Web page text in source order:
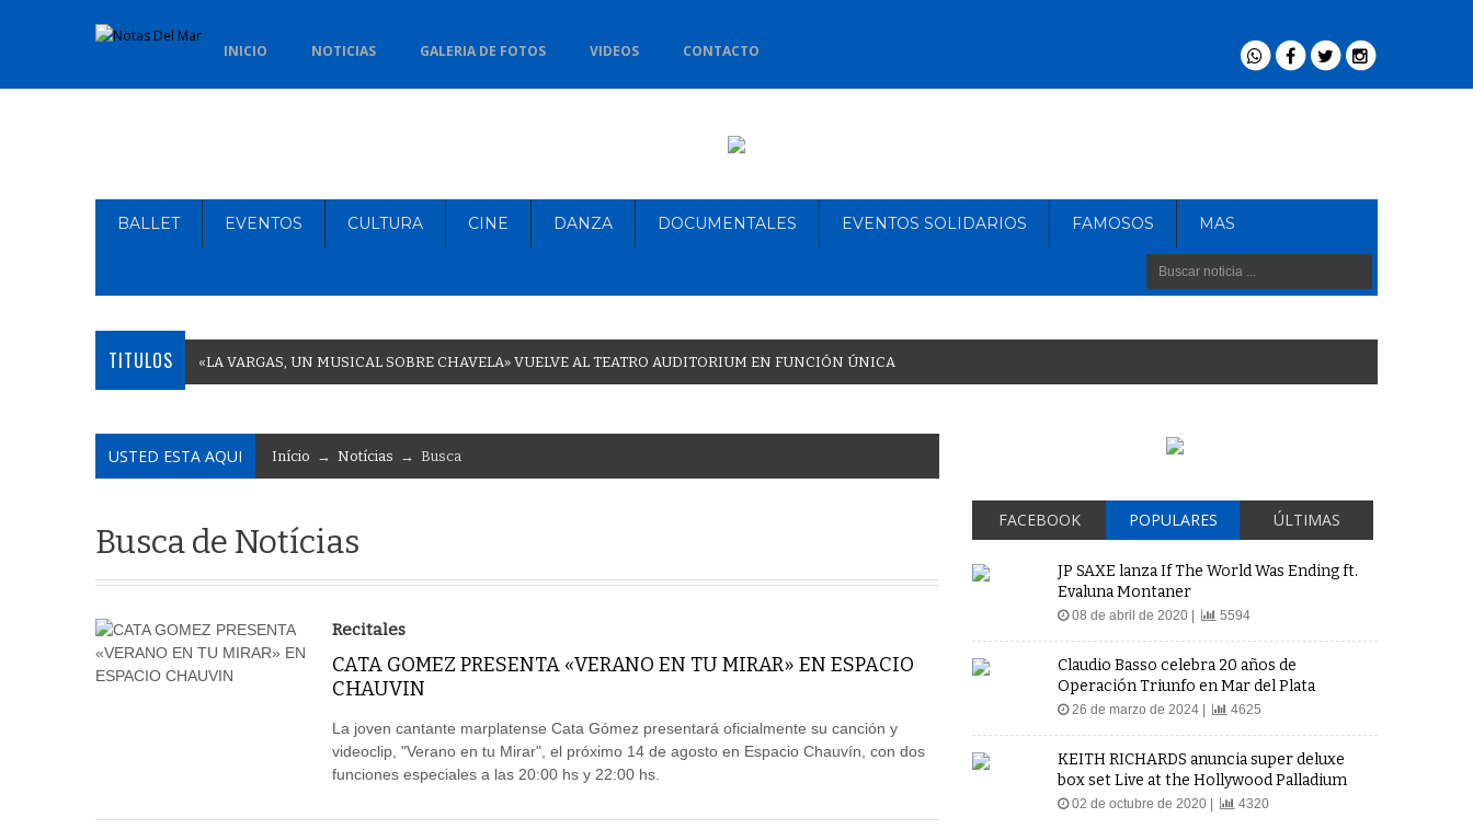
INICIO NOTICIAS GALERIA DE FOTOS VIDEOS CONTACTO
BALLET EVENTOS CULTURA CINE DANZA DOCUMENTALES EVENTOS SOLIDARIOS FAMOSOS MAS
TITULOS «LA VARGAS, UN MUSICAL SOBRE CHAVELA» VUELVE AL TEATRO AUDITORIUM EN FUNCIÓN ÚNICA
USTED ESTA AQUI Início → Notícias → Busca
Busca de Notícias
Recitales
CATA GOMEZ PRESENTA «VERANO EN TU MIRAR» EN ESPACIO
CHAUVIN
La joven cantante marplatense Cata Gómez presentará oficialmente su canción y
videoclip, "Verano en tu Mirar", el próximo 14 de agosto en Espacio Chauvín, con dos
funciones especiales a las 20:00 hs y 22:00 hs.
FACEBOOK POPULARES ÚLTIMAS
JP SAXE lanza If The World Was Ending ft.
Evaluna Montaner
08 de abril de 2020 | 5594
Claudio Basso celebra 20 años de
Operación Triunfo en Mar del Plata
26 de marzo de 2024 | 4625
KEITH RICHARDS anuncia super deluxe
box set Live at the Hollywood Palladium
02 de octubre de 2020 | 4320